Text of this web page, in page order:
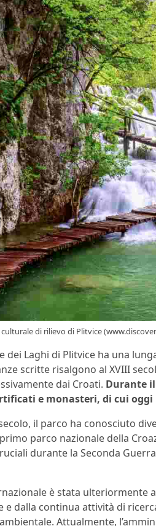
di rilievo di Plitvice
dei Laghi di Plitvice ha una
scritte risalgono al XVIII
dai Croati. Durante
e monasteri, di cui
il parco ha conosciuto
parco nazionale della
durante la Seconda
è stata ulteriormente
e dalla continua attività di
Attualmente,